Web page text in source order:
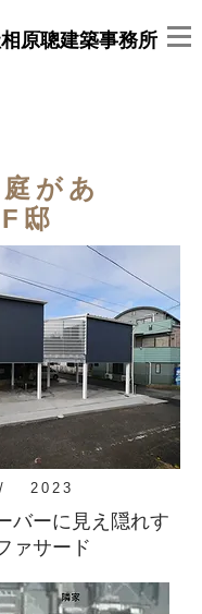
原聰建築事務所
があ
F邸
バーに見え隠れす
ァサード